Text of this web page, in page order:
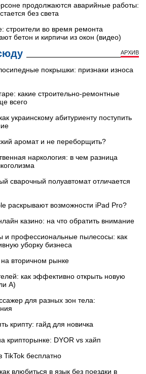
продолжаются аварийные работы:
без света
строители во время ремонта
бетон и кирпичи из окон (видео)
АРХИВ
покрышки: признаки износа
какие строительно-ремонтные
всего
украинскому абитуриенту поступить
аромат и не переборщить?
наркология: в чем разница
сварочный полуавтомат отличается
раскрывают возможности iPad Pro?
казино: на что обратить внимание
профессиональные пылесосы: как
уборку бизнеса
вторичном рынке
как эффективно открыть новую
А)
для разных зон тела:
крипту: гайд для новичка
крипторынке: DYOR vs хайп
TikTok бесплатно
влюбиться в язык без поездки в